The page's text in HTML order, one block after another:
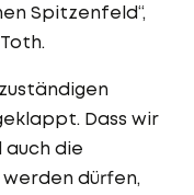
Spitzenfeld“,
Dass wir
auch die
dürfen,